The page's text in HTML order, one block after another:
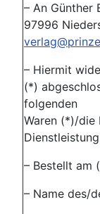
– An Günther
97996
– Hiermit
(*)
folgenden
Waren (*)/die
– Bestellt am
– Name des/